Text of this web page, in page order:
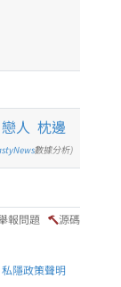
戀人 枕邊
數據分析)
報問題 源碼
私隱政策聲明